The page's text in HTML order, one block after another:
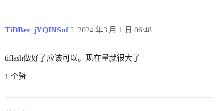
TiDBer_jYQINSnf 2024 年3 月 1 日 06:48
3
tiflash做好了应该可以。现在量就很大了
1 个赞